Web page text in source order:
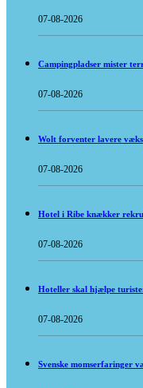
07-08-2026
Campingpladser mister
07-08-2026
Wolt forventer lavere
07-08-2026
Hotel i Ribe knækker
07-08-2026
Hoteller skal hjælpe
07-08-2026
Svenske momserfaringer